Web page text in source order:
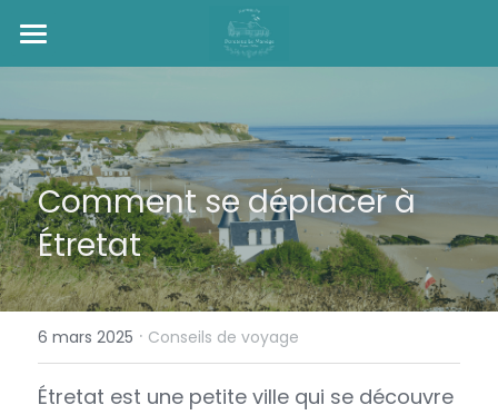
Accueil
Séjourner
Découvrir
Se Détendre
+ d'Infos
Français
Français
Comment se déplacer à
Étretat
6 mars 2025 · Conseils de voyage
Étretat est une petite ville qui se découvre